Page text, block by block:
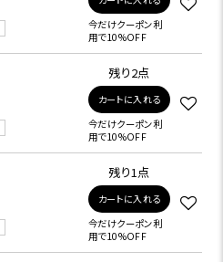
今だけクーポン利
用で10%OFF
残り2点
カートに入れる
今だけクーポン利
用で10%OFF
残り1点
カートに入れる
今だけクーポン利
用で10%OFF